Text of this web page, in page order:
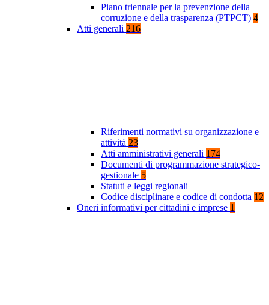
Piano triennale per la prevenzione della
corruzione e della trasparenza (PTPCT) 4
Atti generali 216
Riferimenti normativi su organizzazione e
attività 23
Atti amministrativi generali 174
Documenti di programmazione strategico-
gestionale 5
Statuti e leggi regionali
Codice disciplinare e codice di condotta 12
Oneri informativi per cittadini e imprese 1